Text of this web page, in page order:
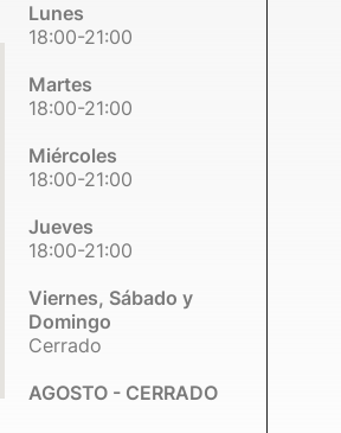
Lunes
18:00-21:00
Martes
18:00-21:00
Miércoles
18:00-21:00
Jueves
18:00-21:00
Viernes, Sábado y
Domingo
Cerrado
AGOSTO - CERRADO